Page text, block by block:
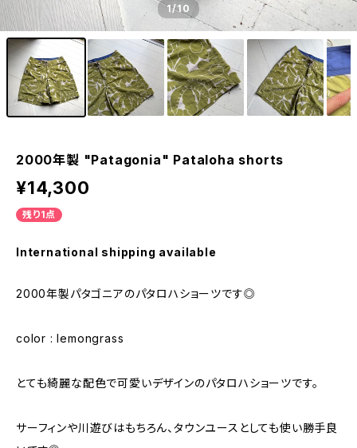
1/10
2000年製 "Patagonia" Pataloha shorts
¥14,300
残り1点
International shipping available
2000年製パタゴニアのパタロハショーツです◎
color : lemongrass
とても綺麗な配色で可愛いデザインのパタロハショーツです。
サーフィンや川遊びはもちろん、タウンユースとしても使い勝手良